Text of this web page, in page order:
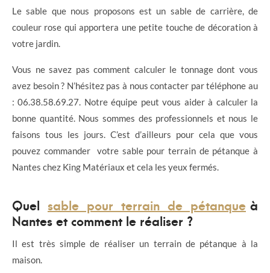
Le sable que nous proposons est un sable de carrière, de
couleur rose qui apportera une petite touche de décoration à
votre jardin.
Vous ne savez pas comment calculer le tonnage dont vous
avez besoin ? N’hésitez pas à nous contacter par téléphone au
: 06.38.58.69.27. Notre équipe peut vous aider à calculer la
bonne quantité. Nous sommes des professionnels et nous le
faisons tous les jours. C’est d’ailleurs pour cela que vous
pouvez commander votre sable pour terrain de pétanque à
Nantes chez King Matériaux et cela les yeux fermés.
Quel sable pour terrain de pétanque à
Nantes et comment le réaliser ?
Il est très simple de réaliser un terrain de pétanque à la
maison.